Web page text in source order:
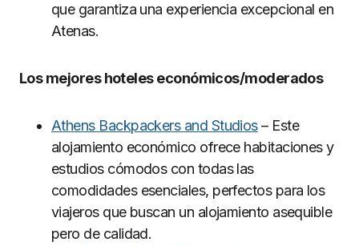
que garantiza una experiencia excepcional en
Atenas.
Los mejores hoteles económicos/moderados
Athens Backpackers and Studios– Este
alojamiento económico ofrece habitaciones y
estudios cómodos con todas las
comodidades esenciales, perfectos para los
viajeros que buscan un alojamiento asequible
pero de calidad.